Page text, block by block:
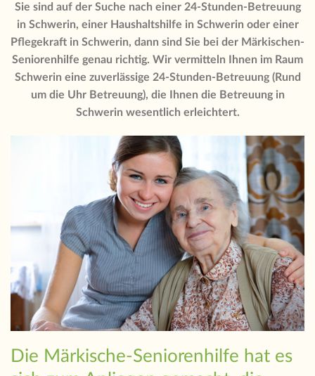
Sie sind auf der Suche nach einer 24-Stunden-Betreuung
in Schwerin, einer Haushaltshilfe in Schwerin oder einer
Pflegekraft in Schwerin, dann sind Sie bei der Märkischen-
Seniorenhilfe genau richtig. Wir vermitteln Ihnen im Raum
Schwerin eine zuverlässige 24-Stunden-Betreuung (Rund
um die Uhr Betreuung), die Ihnen die Betreuung in
Schwerin wesentlich erleichtert.
Die Märkische-Seniorenhilfe hat es